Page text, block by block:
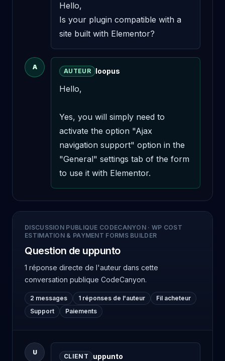
Hello,
Is your plugin compatible with a
site built with Elementor?
A
AUTEUR loopus
Hello,
Yes, you will simply need to
activate the option "Ajax
navigation support" option in the
"General" settings tab of the form
to use it with Elementor.
DISCUSSION PUBLIQUE CODECANYON · WP COST
ESTIMATION & PAYMENT FORMS BUILDER
Question de uppunto
1 réponse directe de l'auteur dans cette
conversation publique CodeCanyon.
2 messages 1 réponses de l'auteur
Fil acheteur
Support
Paiements
U
CLIENT uppunto